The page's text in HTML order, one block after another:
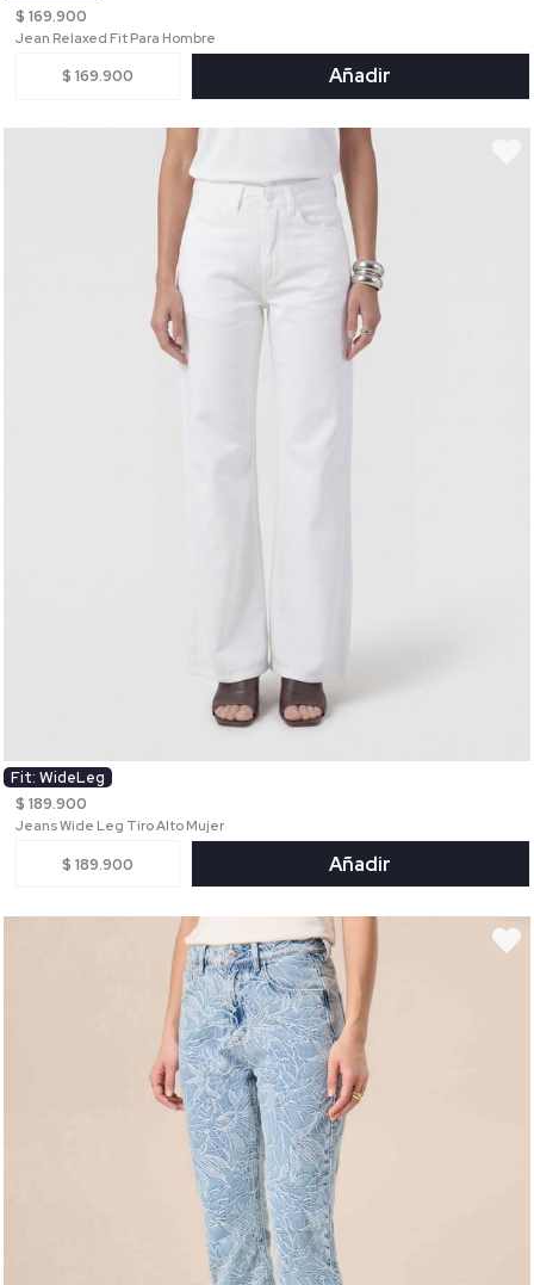
$ 169.900
Jean Relaxed Fit Para Hombre
$ 169.900 Añadir
Fit: WideLeg
$ 189.900
Jeans Wide Leg Tiro Alto Mujer
$ 189.900 Añadir